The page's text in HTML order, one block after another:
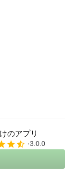
のアプリ
3.0.0